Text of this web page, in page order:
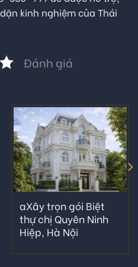
kinh nghiệm của Thái
Đánh giá
aXây trọn gói Biệt
thự chị Quyên Ninh
Hiệp, Hà Nội